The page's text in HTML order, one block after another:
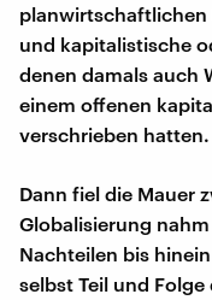
planwirtschaftlichen
und kapitalistische
denen damals auch
einem offenen
verschrieben hatten.
Dann fiel die Mauer
Globalisierung
Nachteilen bis
selbst Teil und